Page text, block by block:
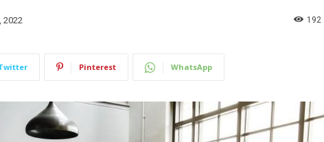
2022 192
Pinterest WhatsApp